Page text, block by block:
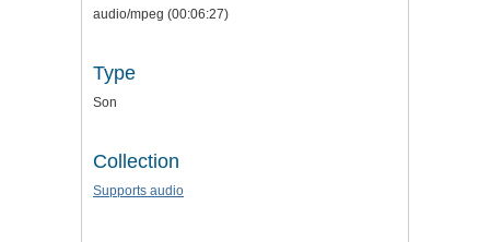
audio/mpeg (00:06:27)
Type
Son
Collection
Supports audio